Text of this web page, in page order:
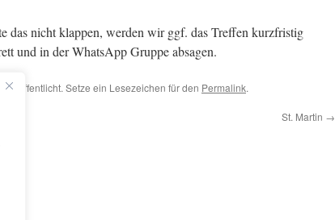
das nicht klappen, werden wir ggf. das Treffen kurzfristig
und in der WhatsApp Gruppe absagen.
veröffentlicht. Setze ein Lesezeichen für den Permalink.
St. Martin →